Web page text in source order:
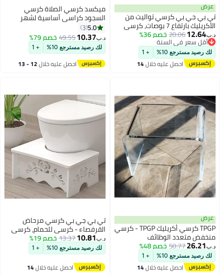
عرض
تي بي جي بي كرسي تواليت من
الأكريليك بارتفاع 7 بوصات، كرسي
حمام مقاوم للانزلاق، شفاف للجلوس
في وضعية القرفصاء للبالغين
د.ب‏12.64
20.06خصم 36%
أقل سعر في السنة
أقل سعر في السنة
لك رصيد مسترجع 10% + 1
احصل عليه خلال14
ميكسد كرسي الصلاة كرسي
السجود كراسي أساسية لشهر
رمضان القرآن الكريم| رمضان| عروض
خاصة|
5.0
3
د.ب‏10.37
49.55خصم 79%
لك رصيد مسترجع 10% + 1
احصل عليه خلال 12 - 13
عرض
TPGP كرسي أكريليك TPGP - كرسي
منخفض متعدد الوظائف
د.ب‏26.21
50.77خصم 48%
لك رصيد مسترجع 10% + 1
احصل عليه خلال14
تي بي جي بي كرسي مرحاض
القرفصاء - كرسي للحمام، كرسي
مرحاض، مركب من الخشب
والبلاستيك، 9 بوصات، كرسي حمام
للكبار وكبار السن
د.ب‏10.81
13.37خصم 19%
لك رصيد مسترجع 10% + 1
احصل عليه خلال14